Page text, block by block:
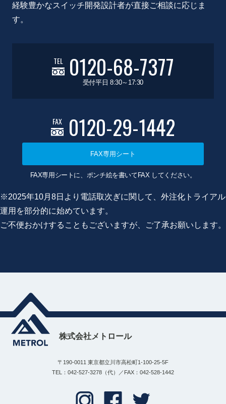
経験豊かなスイッチ開発設計者が直接ご相談に応じま
す。
TEL 0120-68-7377
受付平日 8:30～17:30
FAX 0120-29-1442
FAX専用シート
FAX専用シートに、ポンチ絵を書いてFAX してください。
※2025年10月8日より電話取次ぎに関して、外注化トライアル
運用を部分的に始めています。
ご不便おかけすることもございますが、ご了承お願いします。
株式会社メトロール
〒190-0011 東京都立川市高松町1-100-25-5F
TEL：042-527-3278（代）／FAX：042-528-1442